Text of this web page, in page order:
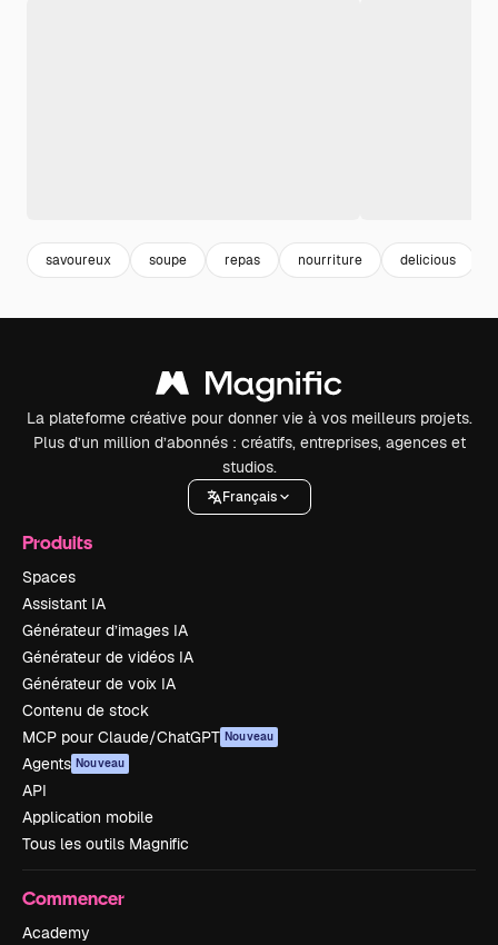
savoureux soupe repas nourriture delicious
La plateforme créative pour donner vie à vos meilleurs projets.
Plus d’un million d’abonnés : créatifs, entreprises, agences et
studios.
Français
Produits
Spaces
Assistant IA
Générateur d’images IA
Générateur de vidéos IA
Générateur de voix IA
Contenu de stock
MCP pour Claude/ChatGPT Nouveau
Agents Nouveau
API
Application mobile
Tous les outils Magnific
Commencer
Academy